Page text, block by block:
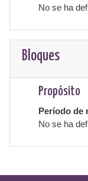
No se ha
Bloques
Propósito
Período de
No se ha